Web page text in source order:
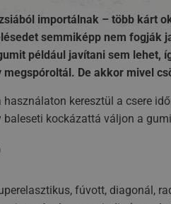
importálnak – több kárt
semmiképp nem fogják
például javítani sem lehet,
De akkor mivel
keresztül a csere
kockázattá váljon a
fúvott, diagonál,